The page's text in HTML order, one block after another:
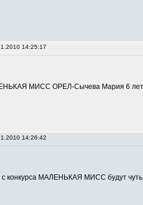
14:25:17
МИСС ОРЕЛ-Сычева Мария 6
14:26:42
с конкурса МАЛЕНЬКАЯ МИСС будут